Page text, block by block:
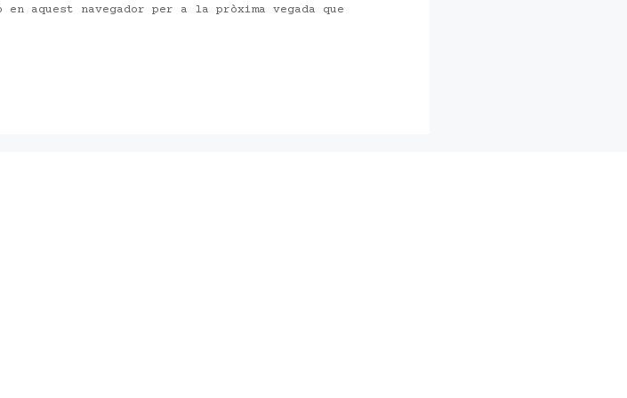
aquest navegador per a la pròxima vegada que